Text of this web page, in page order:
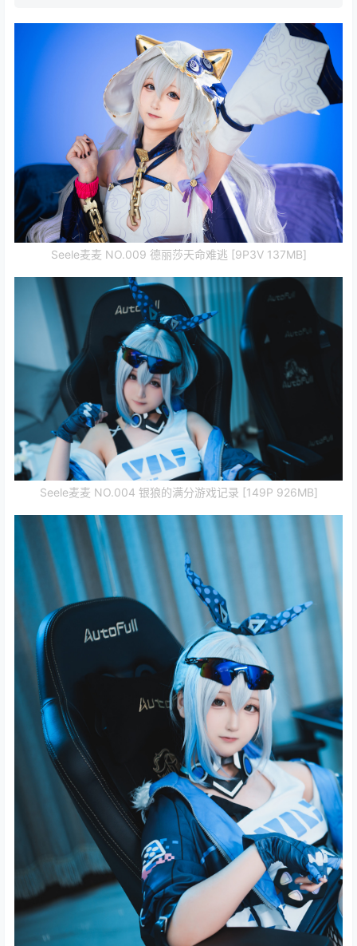
Seele麦麦 NO.009 德丽莎天命难逃 [9P3V 137MB]
Seele麦麦 NO.004 银狼的满分游戏记录 [149P 926MB]